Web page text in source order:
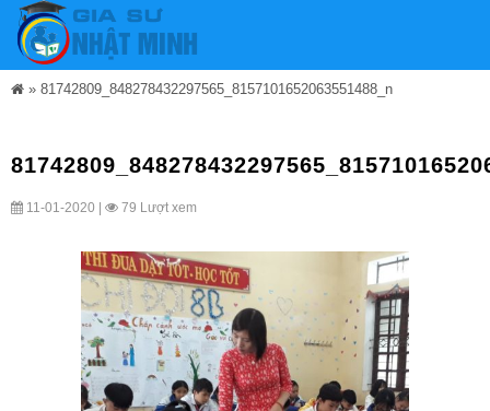
» 81742809_848278432297565_8157101652063551488_n
11-01-2020 | 79 Lượt xem